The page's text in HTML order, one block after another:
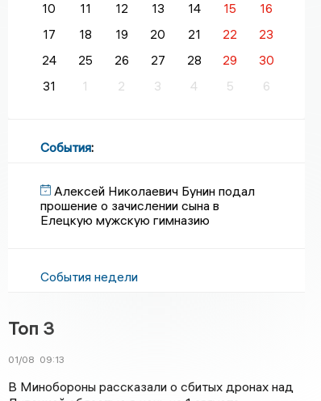
10
11 12 13 14 15
16
17
18 19 20 21 22
23
24
25 26 27 28 29
30
31
1 2 3 4 5 6
События:
Алексей Николаевич Бунин подал
прошение о зачислении сына в
Елецкую мужскую гимназию
События недели
Топ 3
01/08 09:13
В Минобороны рассказали о сбитых дронах над